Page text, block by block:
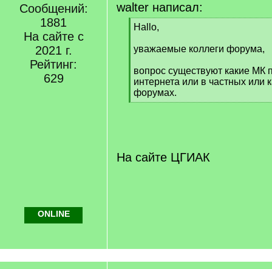
Сообщений:
1881
На сайте с
2021 г.
Рейтинг:
629
walter написал:
[
]
Hallo,
уважаемые коллеги форума,
вопрос существуют какие МК
интернета или в частных или
форумах.
[
На сайте ЦГИАК
ONLINE